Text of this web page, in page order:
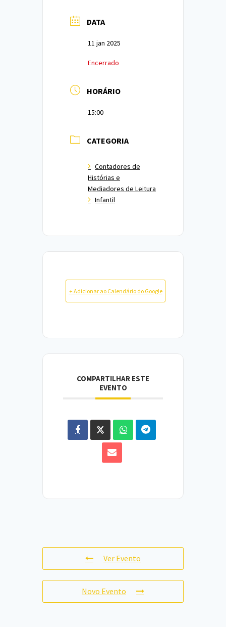
DATA
11 jan 2025
Encerrado
HORÁRIO
15:00
CATEGORIA
Contadores de
Histórias e
Mediadores de Leitura
Infantil
+ Adicionar ao Calendário do Google
COMPARTILHAR ESTE
EVENTO
Ver Evento
Novo Evento